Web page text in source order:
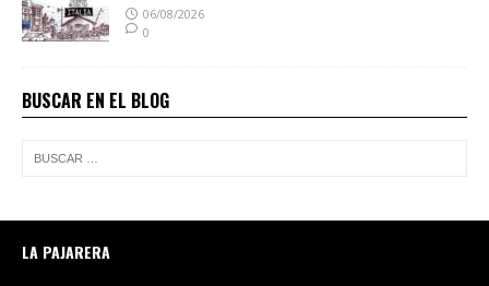
06/08/2026
0
BUSCAR EN EL BLOG
LA PAJARERA